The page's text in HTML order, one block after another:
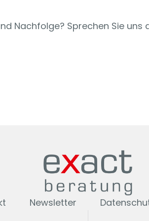
Nachfolge? Sprechen Sie uns
Newsletter